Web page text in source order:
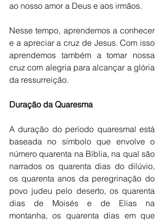
ao nosso amor a Deus e aos irmãos.
Nesse tempo, aprendemos a conhecer
e a apreciar a cruz de Jesus. Com isso
aprendemos também a tomar nossa
cruz com alegria para alcançar a glória
da ressurreição.
Duração da Quaresma
A duração do período quaresmal está
baseada no símbolo que envolve o
número quarenta na Bíblia, na qual são
narrados os quarenta dias do dilúvio,
os quarenta anos da peregrinação do
povo judeu pelo deserto, os quarenta
dias de Moisés e de Elias na
montanha, os quarenta dias em que